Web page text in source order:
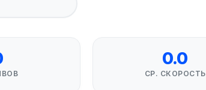
0.0
СР. СКОРОСТЬ